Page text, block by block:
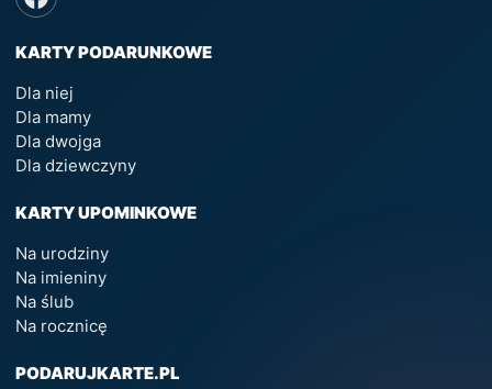
KARTY PODARUNKOWE
Dla niej
Dla mamy
Dla dwojga
Dla dziewczyny
KARTY UPOMINKOWE
Na urodziny
Na imieniny
Na ślub
Na rocznicę
PODARUJKARTE.PL